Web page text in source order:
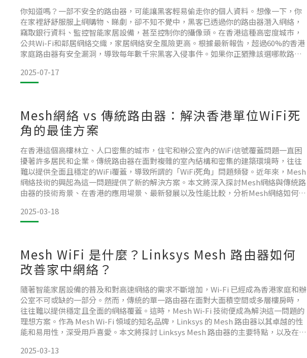
你知道嗎？一部不安全的路由器，可能讓黑客輕易偷走你的個人資料。想像一下，你
在家裡舒舒服服上網購物、睇劇，卻不知不覺中，黑客已透過你的路由器潛入網絡，
竊取銀行資料、監控智能家居設備，甚至控制你的攝像頭。在香港這種高密度城市，
公共Wi-Fi和鄰居網絡交織，家居網絡安全風險更高。根據最新報告，超過60%的香港
家庭路由器有安全漏洞，導致每年數千宗黑客入侵事件。如果你正猶豫該選哪款路由
很多人在選路由器時，只看速度和價格，忽略了安全設
2025-07-17
Mesh網絡 vs 傳統路由器：解決香港單位WiFi死
角的最佳方案
在香港這個高樓林立、人口密集的城市，住宅和辦公室內的WiFi信號覆蓋問題一直困
擾著許多居民和企業。傳統路由器在面對複雜的室內結構和密集的建築環境時，往往
難以提供全面且穩定的WiFi覆蓋，導致所謂的「WiFi死角」問題頻發。近年來，Mesh
網絡技術的興起為這一問題提供了新的解決方案。本文將深入探討Mesh網絡與傳統路
由器的技術背景、在香港的應用場景、最新發展以及性能比較，分析Mesh網絡如何成
來。技術背景傳統路由器採用中心
2025-03-18
Mesh WiFi 是什麼？Linksys Mesh 路由器如何
改善家中網絡？
隨著智能家居設備的普及和對高速網絡的需求不斷增加，Wi-Fi 已經成為香港家庭和辦
公室不可或缺的一部分。然而，傳統的單一路由器在面對大面積空間或多層樓房時，
往往難以提供穩定且全面的網絡覆蓋。這時，Mesh Wi-Fi 技術便成為解決這一問題的
理想方案。作為 Mesh Wi-Fi 領域的知名品牌，Linksys 的 Mesh 路由器以其卓越的性
能和易用性，深受用戶喜愛。本文將探討 Linksys Mesh 路由器的主要特點，以及在哪
2025-03-13